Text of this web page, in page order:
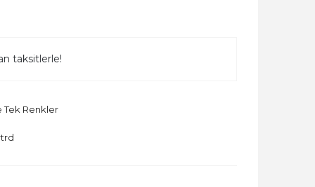
taksitlerle!
Tek Renkler